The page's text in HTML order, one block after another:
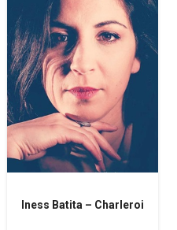
Iness Batita – Charleroi